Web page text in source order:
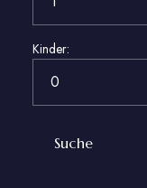
Kinder: